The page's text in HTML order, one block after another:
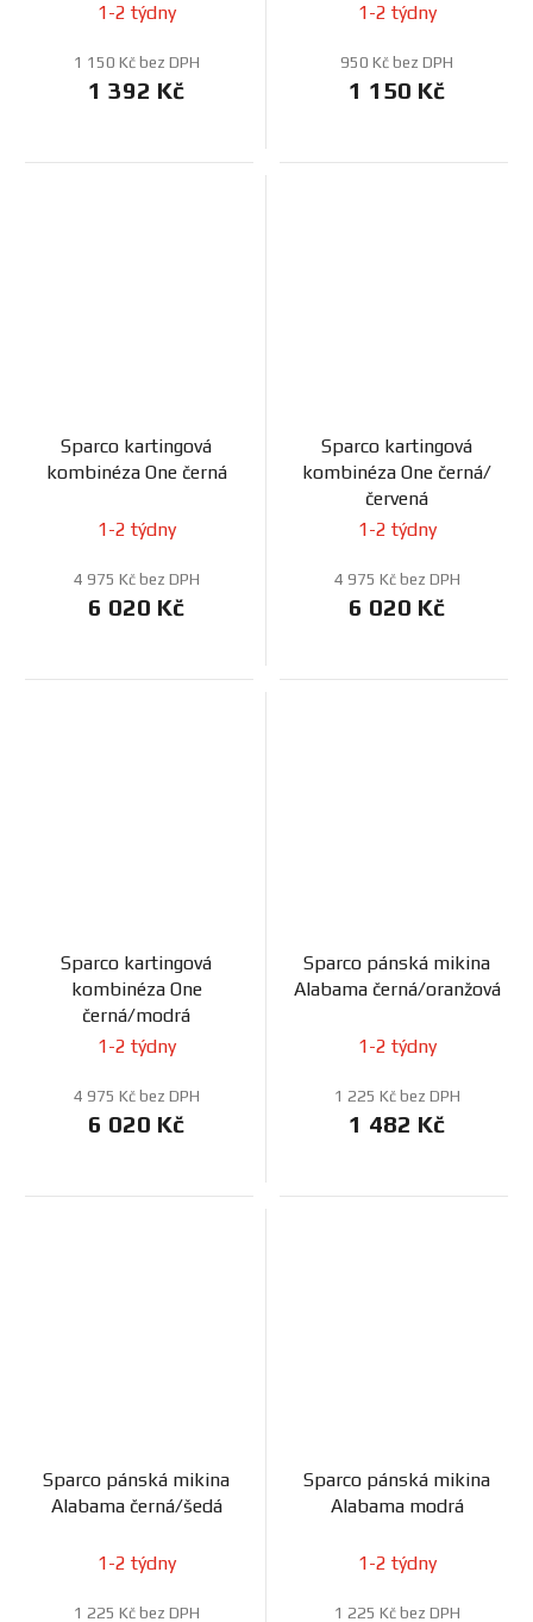
1-2 týdny
1 150 Kč bez DPH
1 392 Kč
1-2 týdny
950 Kč bez DPH
1 150 Kč
Sparco kartingová
kombinéza One černá
1-2 týdny
4 975 Kč bez DPH
6 020 Kč
Sparco kartingová
kombinéza One černá/
červená
1-2 týdny
4 975 Kč bez DPH
6 020 Kč
Sparco kartingová
kombinéza One
černá/modrá
1-2 týdny
4 975 Kč bez DPH
6 020 Kč
Sparco pánská mikina
Alabama černá/oranžová
1-2 týdny
1 225 Kč bez DPH
1 482 Kč
Sparco pánská mikina
Alabama černá/šedá
1-2 týdny
1 225 Kč bez DPH
Sparco pánská mikina
Alabama modrá
1-2 týdny
1 225 Kč bez DPH